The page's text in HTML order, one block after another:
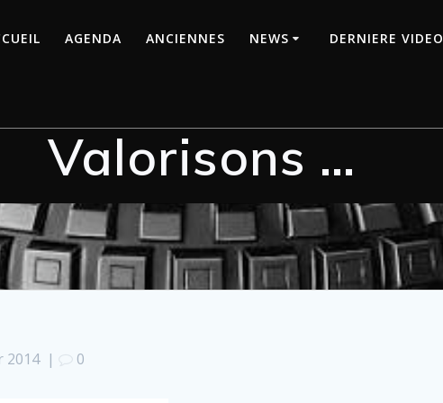
AGENDA ANCIENNES NEWS DERNIERE VIDEO
Valorisons …
2014| 0